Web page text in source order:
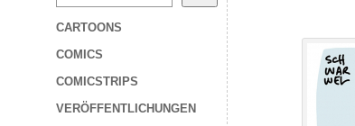
CARTOONS
COMICS
COMICSTRIPS
VERÖFFENTLICHUNGEN